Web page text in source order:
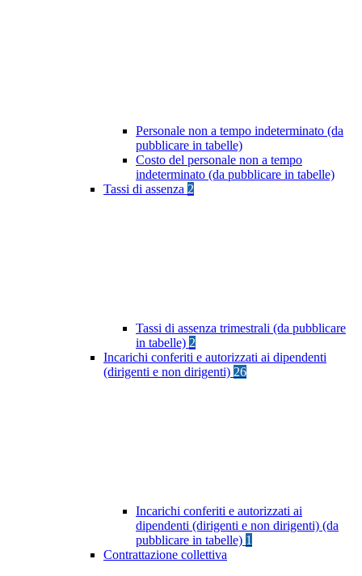
Personale non a tempo indeterminato (da
pubblicare in tabelle)
Costo del personale non a tempo
indeterminato (da pubblicare in tabelle)
Tassi di assenza 2
Tassi di assenza trimestrali (da pubblicare
in tabelle) 2
Incarichi conferiti e autorizzati ai dipendenti
(dirigenti e non dirigenti) 26
Incarichi conferiti e autorizzati ai
dipendenti (dirigenti e non dirigenti) (da
pubblicare in tabelle) 1
Contrattazione collettiva